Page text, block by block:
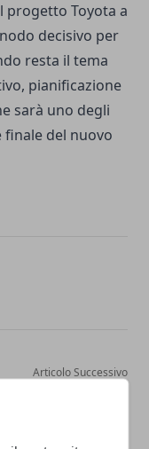
progetto Toyota a
decisivo per
resta il tema
pianificazione
sarà uno degli
del nuovo
Articolo Successivo